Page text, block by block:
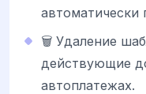
автоматически
🗑️ Удаление
действующие
автоплатежах.